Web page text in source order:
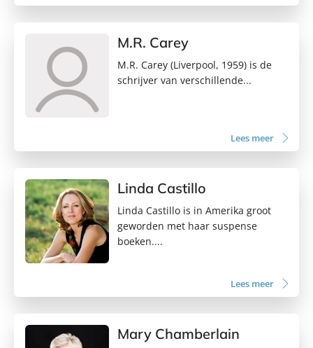
M.R. Carey
M.R. Carey (Liverpool, 1959) is de
schrijver van verschillende...
Lees meer
Linda Castillo
Linda Castillo is in Amerika groot
geworden met haar suspense
boeken....
Lees meer
Mary Chamberlain